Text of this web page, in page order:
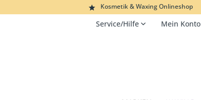
Kosmetik & Waxing Onlineshop
Service/Hilfe Mein Konto